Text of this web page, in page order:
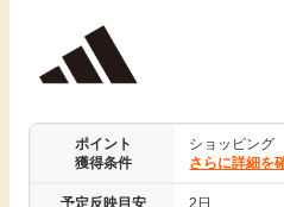
即日還元
エンタメ
暮らし
ポイント
獲得条件
ショッピング
さらに詳細を
予定反映目安 2日